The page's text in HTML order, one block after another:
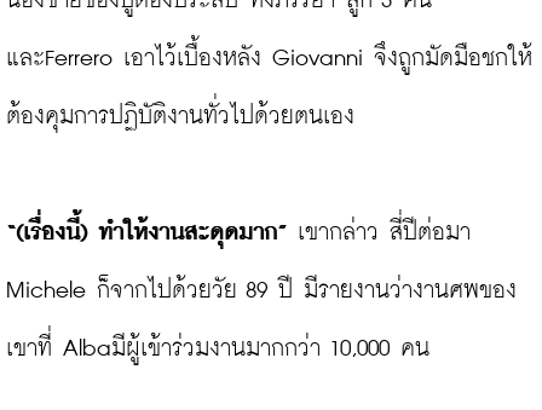
และFerrero เอาไว้เบื้องหลัง Giovanni จึงถูกมัดมือชกให้
ต้องคุมการปฏิบัติงานทั่วไปด้วยตนเอง
“(เรื่องนี้) ทำให้งานสะดุดมาก” เขากล่าว สี่ปีต่อมา
Michele ก็จากไปด้วยวัย 89 ปี มีรายงานว่างานศพของ
เขาที่ Albaมีผู้เข้าร่วมงานมากกว่า 10,000 คน